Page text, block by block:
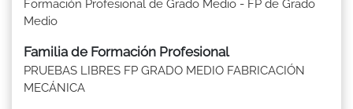
Formación Profesional de Grado Medio - FP de Grado
Medio
Familia de Formación Profesional
PRUEBAS LIBRES FP GRADO MEDIO FABRICACIÓN
MECÁNICA